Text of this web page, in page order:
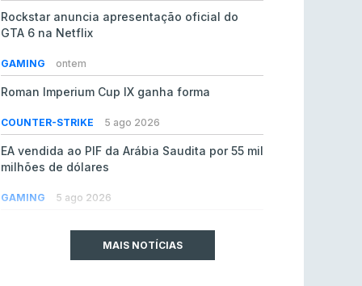
Rockstar anuncia apresentação oficial do
GTA 6 na Netflix
GAMING ontem
Roman Imperium Cup IX ganha forma
COUNTER-STRIKE 5 ago 2026
EA vendida ao PIF da Arábia Saudita por 55 mil
milhões de dólares
GAMING 5 ago 2026
MAIS NOTÍCIAS